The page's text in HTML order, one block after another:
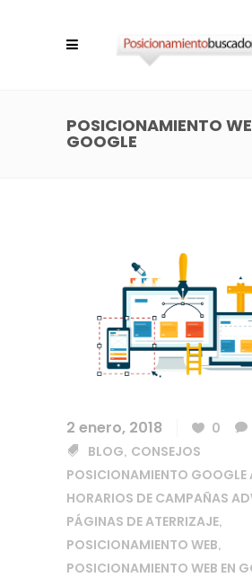
POSICIONAMIENTO
GOOGLE
2 enero, 2018 0
BLOG, CONSEJOS
POSICIONAMIENTO GOOGLE
HORARIOS DE CAMPAÑAS
PÁGINAS DE ATERRIZAJE,
POSICIONAMIENTO WEB,
POSICIONAMIENTO WEB EN